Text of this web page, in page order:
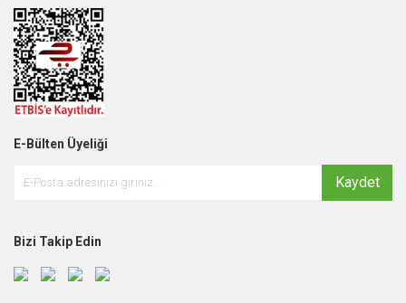
E-Bülten Üyeliği
Kaydet
Bizi Takip Edin